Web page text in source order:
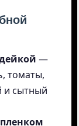
—
томаты,
и сытный